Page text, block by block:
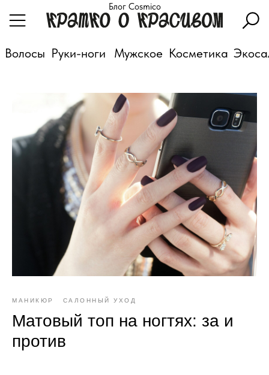
Блог Cosmico
Мужское
Руки-ноги
Волосы Косметика
МАНИКЮР САЛОННЫЙ УХОД
Матовый топ на ногтях: за и
против